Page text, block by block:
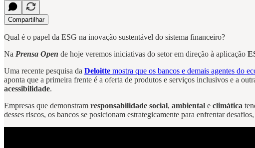
Compartilhar
Qual é o papel da ESG na inovação sustentável do sistema financeiro?
Na Prensa Open de hoje veremos iniciativas do setor em direção à aplicação
Uma recente pesquisa da Deloitte mostra que os bancos e demais agentes do
aponta que a primeira frente é a oferta de produtos e serviços inclusivos e a
acessibilidade.
Empresas que demonstram responsabilidade social, ambiental e climática
desses riscos, os bancos se posicionam estrategicamente para enfrentar